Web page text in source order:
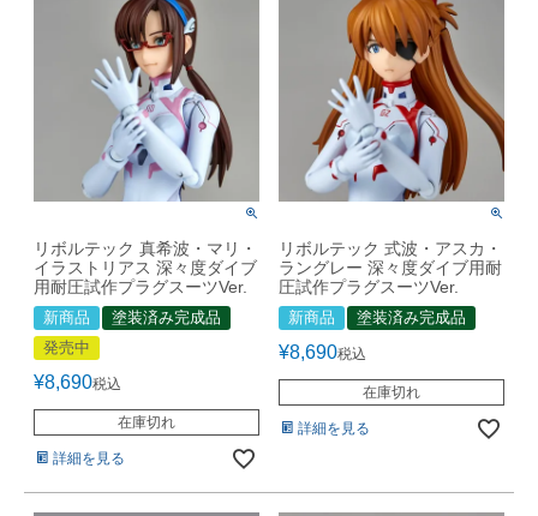
リボルテック 真希波・マリ・
イラストリアス 深々度ダイブ
用耐圧試作プラグスーツVer.
新商品
塗装済み完成品
発売中
¥8,690税込
在庫切れ
詳細を見る
リボルテック 式波・アスカ・
ラングレー 深々度ダイブ用耐
圧試作プラグスーツVer.
新商品 塗装済み完成品
¥8,690税込
在庫切れ
詳細を見る